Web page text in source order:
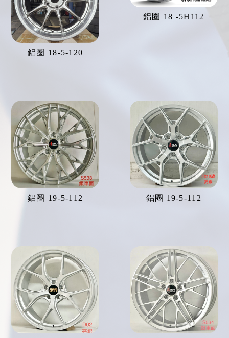
鋁圈 18-5-120
鋁圈 18 -5H112
鋁圈 19-5-112 鋁圈 19-5-112